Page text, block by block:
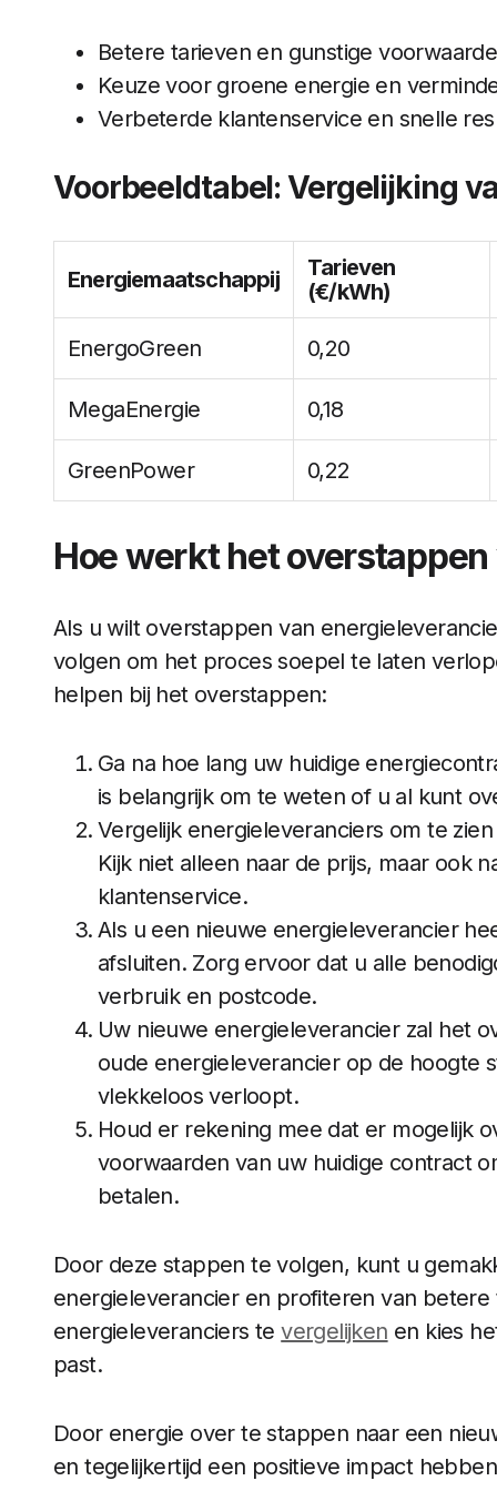
Betere tarieven en gunstige
Keuze voor groene energie en
Verbeterde klantenservice en snelle
Voorbeeldtabel: Vergelijking
Energiemaatschappij
Tarieven
(€/kWh)
EnergoGreen 0,20
MegaEnergie 0,18
GreenPower 0,22
Hoe werkt het
Als u wilt overstappen van
volgen om het proces soepel te laten
helpen bij het overstappen:
Ga na hoe lang uw huidige
is belangrijk om te weten of u al kunt
Vergelijk energieleveranciers om te
Kijk niet alleen naar de prijs, maar ook
klantenservice.
Als u een nieuwe energieleverancier
afsluiten. Zorg ervoor dat u alle
verbruik en postcode.
Uw nieuwe energieleverancier zal het
oude energieleverancier op de hoogte
vlekkeloos verloopt.
Houd er rekening mee dat er mogelijk
voorwaarden van uw huidige contract
betalen.
Door deze stappen te volgen, kunt u
energieleverancier en profiteren van
energieleveranciers tevergelijken en kies
past.
Door energie over te stappen naar een
en tegelijkertijd een positieve impact